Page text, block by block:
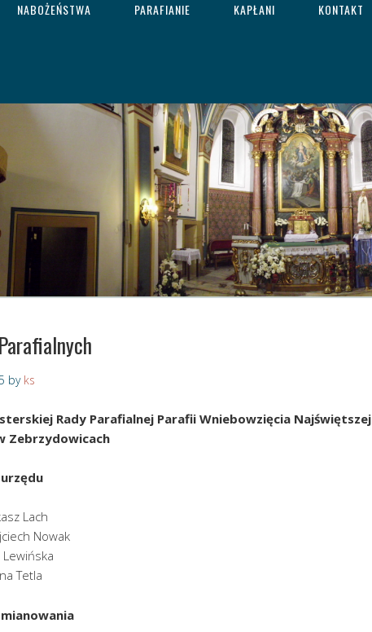
NABOŻEŃSTWA PARAFIANIE KAPŁANI KONTAKT
by ks
Rady Parafialnej Parafii Wniebowzięcia Najświętszej
Zebrzydowicach
Lach
Nowak
Lewińska
Tetla